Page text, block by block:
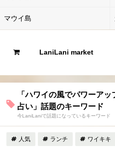
マウイ島
LaniLani market
「ハワイの風でパワーア
占い」話題のキーワード
今LaniLaniで話題になっているキーワード
人気 ランチ ワイキキ